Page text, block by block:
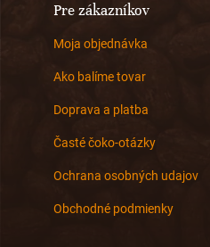
Pre zákazníkov
Moja objednávka
Ako balíme tovar
Doprava a platba
Časté čoko-otázky
Ochrana osobných udajov
Obchodné podmienky